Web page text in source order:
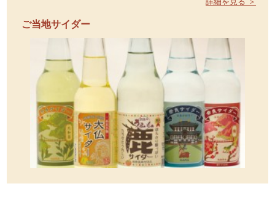
ご当地サイダー